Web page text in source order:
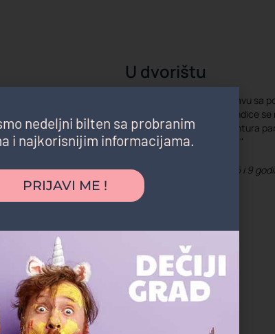
morali nigde da
u parku blizu naše
a komšije i prijatelji su
jednostavno, opušteno i
U dvorištu
"Želeli smo intimniju proslavu sa
prijateljima. Dvorište vikendice
pretvorilo u pravi mali avantura
dana i dalje prepričavamo."
Ana S. majka dvoje dece, 5 i 9
nedeljni bilten sa probranim
i najkorisnijim informacijama.
PRIJAVI ME !